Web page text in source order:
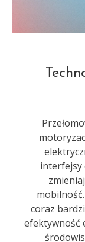
interfejsy
coraz
efektywność